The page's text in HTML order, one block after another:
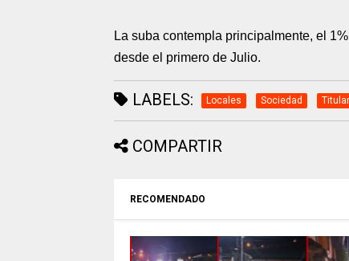
La suba contempla principalmente, el
desde el primero de Julio.
LABELS: Locales Sociedad
COMPARTIR
RECOMENDADO